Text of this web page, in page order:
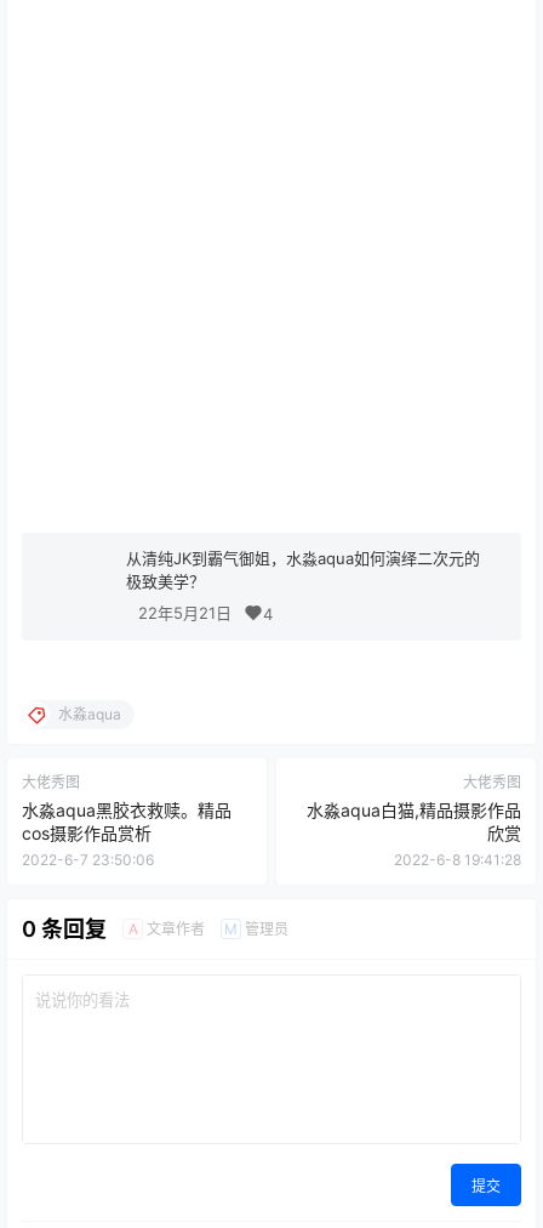
从清纯JK到霸气御姐，水淼aqua如何演绎二次元的
极致美学？
22年5月21日
4
水淼aqua
大佬秀图
水淼aqua黑胶衣救赎。精品
cos摄影作品赏析
2022-6-7 23:50:06
大佬秀图
水淼aqua白猫,精品摄影作品
欣赏
2022-6-8 19:41:28
0 条回复 A 文章作者 M 管理员
提交